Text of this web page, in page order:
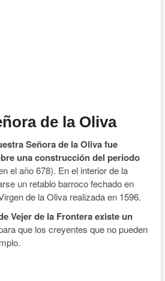
de la Oliva
Señora de la Oliva fue
una construcción del periodo
el año 678). En el interior de la
un retablo barroco fechado en
de la Oliva realizada en 1596.
Vejer de la Frontera existe un
que los creyentes que no pueden